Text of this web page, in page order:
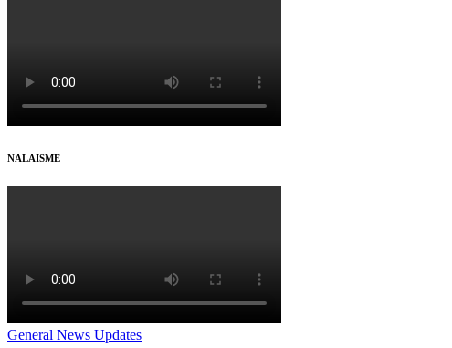
NALAISME
General News Updates